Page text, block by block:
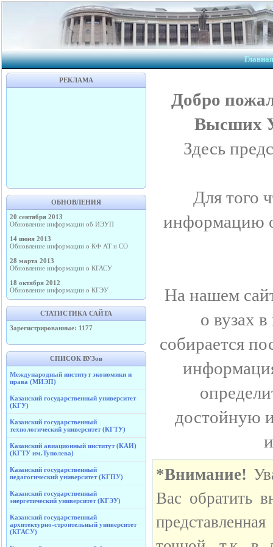
Главная
РЕКЛАМА
ОБНОВЛЕНИЯ
20 сентября 2013
Обновление информации об ИЭУП
14 июня 2013
Обновление информации о КФ АТ и СО
28 марта 2013
Обновление информации о КГАСУ
18 октября 2012
Обновление информации о КГЭУ
СТАТИСТИКА САЙТА
Зарегистрированные: 1177
СПИСОК ВУЗов
Международный институт экономики и
права (МИЭП)
Казанский государственный университет
(КГУ)
Казанский государственный
технологический университет (КГТУ)
Казанский авиационный институт (КАИ)
(КГТУ им.Туполева)
Казанский государственный
педагогический университет (КГПУ)
Казанский государственный
энергетический университет (КГЭУ)
Казанский государственный
архитектурно-строительный университет
(КГАСУ)
Добро
Высших
Здесь
Для того
информацию
На нашем
о вузах
собирается
достойную
*Внимание!
Вас обратить